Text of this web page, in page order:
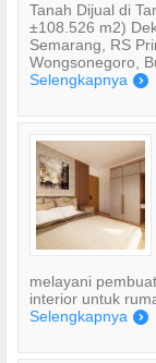
Tanah Dijual di
±108.526 m2)
Semarang, RS
Wongsonegoro,
Selengkapnya )
melayani
interior untuk
Selengkapnya )